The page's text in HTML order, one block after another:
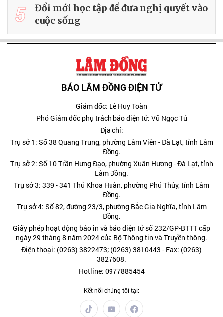
5
Đổi mới học tập để đưa nghị quyết vào
cuộc sống
BÁO LÂM ĐỒNG ĐIỆN TỬ
Giám đốc: Lê Huy Toàn
Phó Giám đốc phụ trách báo điện tử: Vũ Ngọc Tú
Địa chỉ:
Trụ sở 1: Số 38 Quang Trung, phường Lâm Viên - Đà Lạt, tỉnh Lâm
Đồng.
Trụ sở 2: Số 10 Trần Hưng Đạo, phường Xuân Hương - Đà Lạt, tỉnh
Lâm Đồng.
Trụ sở 3: 339 - 341 Thủ Khoa Huân, phường Phú Thủy, tỉnh Lâm
Đồng.
Trụ sở 4: Số 82, đường 23/3, phường Bắc Gia Nghĩa, tỉnh Lâm
Đồng.
Giấy phép hoạt động báo in và báo điện tử số 232/GP-BTTT cấp
ngày 29 tháng 8 năm 2024 của Bộ Thông tin và Truyền thông.
Điện thoại: (0263) 3822473; (0263) 3810443 - Fax: (0263)
3827608.
Hotline: 0977885454
Kết nối chúng tôi tại: